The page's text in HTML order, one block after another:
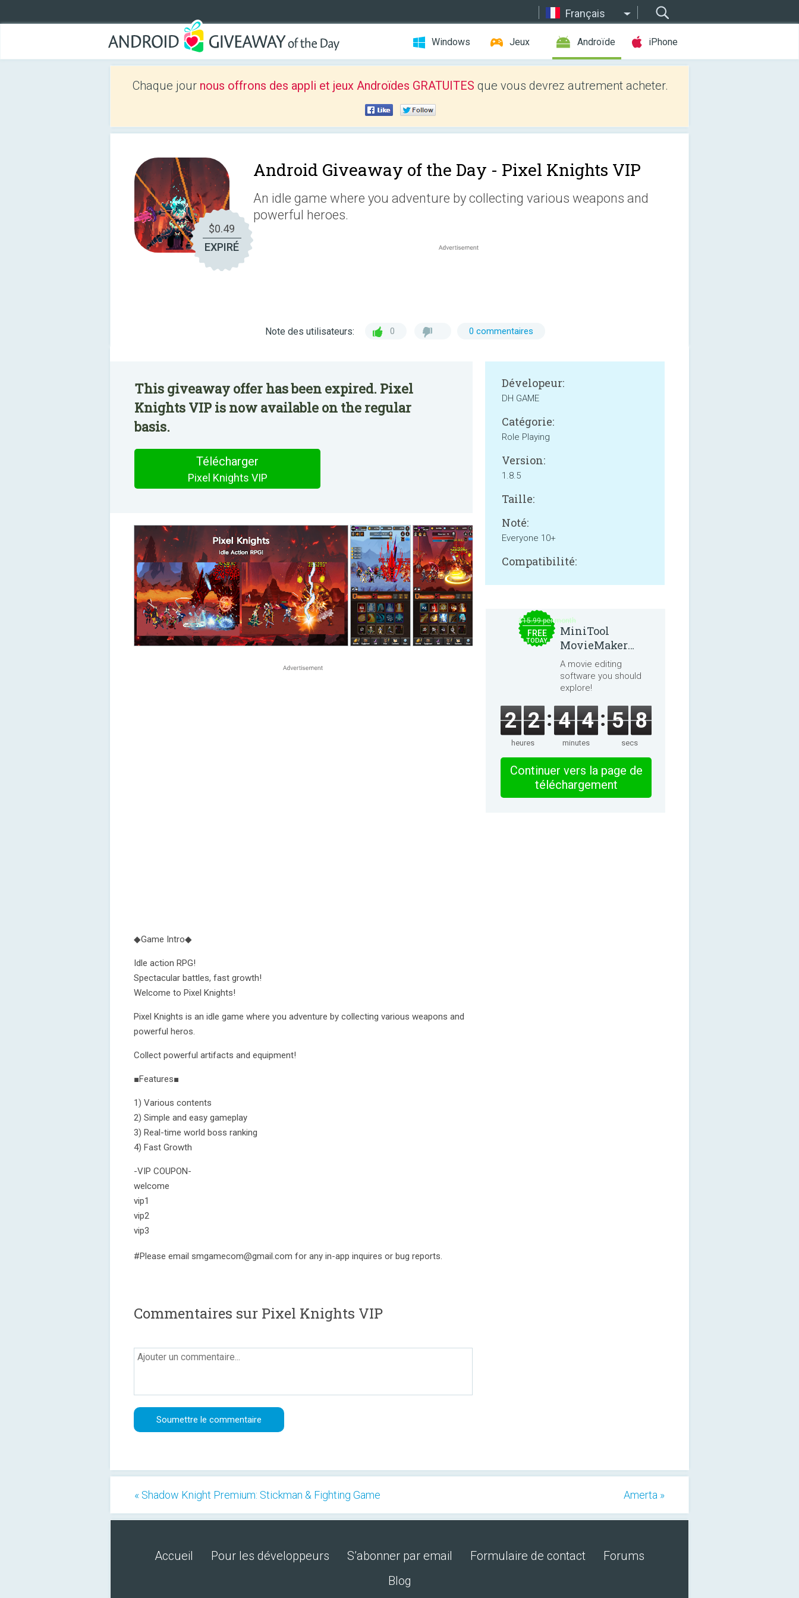
Français
Windows Jeux Androïde iPhone
Chaque jour nous offrons des appli et jeux Androïdes GRATUITES que vous devrez autrement acheter.
$0.49
EXPIRÉ
Android Giveaway of the Day - Pixel Knights VIP
An idle game where you adventure by collecting various weapons and
powerful heroes.
Note des utilisateurs: 0 0 commentaires
This giveaway offer has been expired. Pixel
Knights VIP is now available on the regular
basis.
Télécharger
Pixel Knights VIP
◆Game Intro◆
Idle action RPG!
Spectacular battles, fast growth!
Welcome to Pixel Knights!
Pixel Knights is an idle game where you adventure by collecting various weapons and
powerful heros.
Collect powerful artifacts and equipment!
■Features■
1) Various contents
2) Simple and easy gameplay
3) Real-time world boss ranking
4) Fast Growth
-VIP COUPON-
welcome
vip1
vip2
vip3
#Please email smgamecom@gmail.com for any in-app inquires or bug reports.
Dévelopeur:
DH GAME
Catégorie:
Role Playing
Version:
1.8.5
Taille:
Noté:
Everyone 10+
Compatibilité:
Commentaires sur Pixel Knights VIP
$15.99 per month
FREE
TODAY
MiniTool
MovieMaker
8.8.0
A movie editing
software you should
explore!
2 2
heures
4 4
minutes
5 8
secs
Continuer vers la page de
téléchargement
« Shadow Knight Premium: Stickman & Fighting Game Amerta »
Accueil Pour les développeurs S’abonner par email Formulaire de contact
Forums
Blog